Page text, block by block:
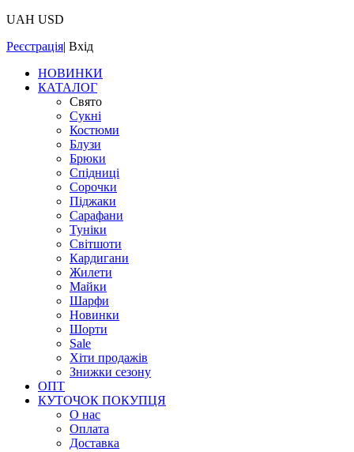
UAH USD
Реєстрація| Вхід
НОВИНКИ
КАТАЛОГ
Свято
Сукні
Костюми
Блузи
Брюки
Спідниці
Сорочки
Піджаки
Сарафани
Туніки
Світшоти
Кардигани
Жилети
Майки
Шарфи
Новинки
Шорти
Sale
Хіти продажів
Знижки сезону
ОПТ
КУТОЧОК ПОКУПЦЯ
О нас
Оплата
Доставка